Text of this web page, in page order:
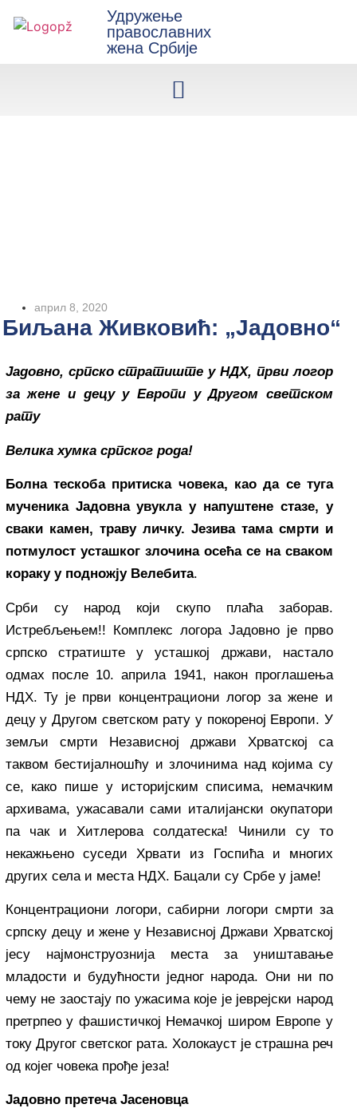
Удружење
православних
жена Србије
април 8, 2020
Биљана Живковић: „Јадовно“
Јадовно, српско стратиште у НДХ, први логор
за жене и децу у Европи у Другом светском
рату
Велика хумка српског рода!
Болна тескоба притиска човека, као да се туга
мученика Јадовна увукла у напуштене стазе, у
сваки камен, траву личку. Језива тама смрти и
потмулост усташког злочина осећа се на сваком
кораку у подножју Велебита.
Срби су народ који скупо плаћа заборав.
Истребљењем!! Комплекс логора Jадовно је прво
српско стратиште у усташкој држави, настало
одмах после 10. априла 1941, након проглашења
НДХ. Ту је први концентрациони логор за жене и
децу у Другом светском рату у покореној Европи. У
земљи смрти Независној држави Хрватској са
таквом бестијалношћу и злочинима над којима су
се, како пише у историјским списима, немачким
архивама, ужасавали сами италијански окупатори
па чак и Хитлерова солдатеска! Чинили су то
некажњено суседи Хрвати из Госпића и многих
других села и места НДХ. Бацали су Србе у јаме!
Концентрациони логори, сабирни логори смрти за
српску децу и жене у Независној Држави Хрватској
јесу најмонструознија места за уништавање
младости и будућности једног народа. Они ни по
чему не заостају по ужасима које је јеврејски народ
претрпео у фашистичкој Немачкој широм Европе у
току Другог светског рата. Холокауст је страшна реч
од којег човека прође језа!
Јадовно претеча Јасеновца